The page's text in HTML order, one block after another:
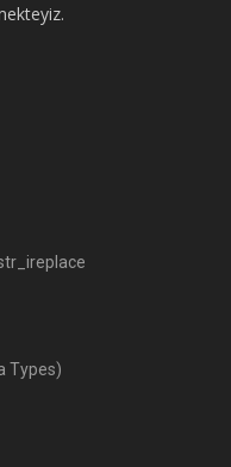
Types)